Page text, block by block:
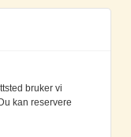
bruker vi
kan reservere